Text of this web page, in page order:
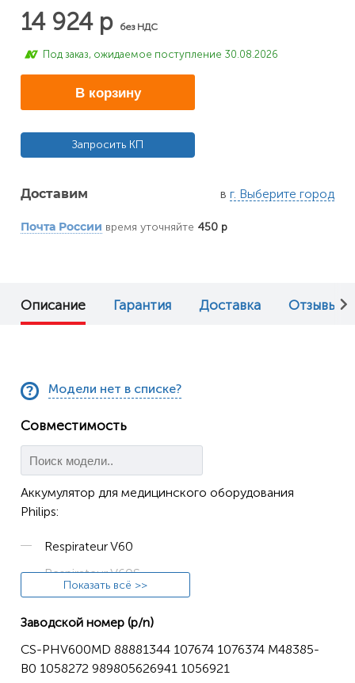
14 924 р без НДС
Под заказ, ожидаемое поступление 30.08.2026
В корзину
Запросить КП
Доставим в г. Выберите город
Почта России время уточняйте 450 р
Описание Гарантия Доставка Отзывы (0)
Модели нет в списке?
Совместимость
Аккумулятор для медицинского оборудования
Philips:
Respirateur V60
Respirateur V60S
Respironics V60
Respironics V60S
V680
Показать всё >>
Заводской номер (p/n)
CS-PHV600MD 88881344 107674 1076374 M48385-
B0 1058272 989805626941 1056921